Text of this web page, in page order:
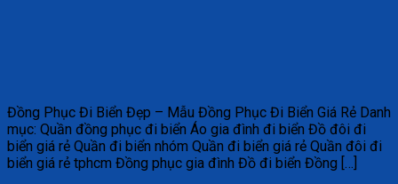
Đồng Phục Đi Biển Đẹp – Mẫu Đồng Phục Đi Biển Giá Rẻ Danh
mục: Quần đồng phục đi biển Áo gia đình đi biển Đồ đôi đi
biển giá rẻ Quần đi biển nhóm Quần đi biển giá rẻ Quần đôi đi
biển giá rẻ tphcm Đồng phục gia đình Đồ đi biển Đồng […]